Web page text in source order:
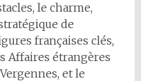
le charme,
de
françaises clés,
Affaires étrangères
et le